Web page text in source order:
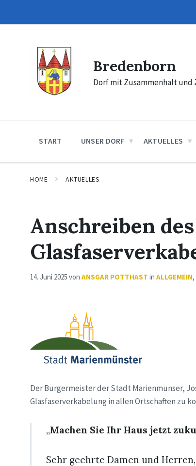
content
main
footer
Bredenborn
Dorf mit Zusammenhalt und
START UNSER DORF AKTUELLES
HOME AKTUELLES
Anschreiben
14. Juni 2025 von ANSGAR POTTHAST in ALLGEMEIN,
Der Bürgermeister der Stadt Marienmünser,
Glasfaserverkabelung in allen Ortschaften zu
„Machen Sie Ihr Haus jetzt
Sehr geehrte Damen und Herren,